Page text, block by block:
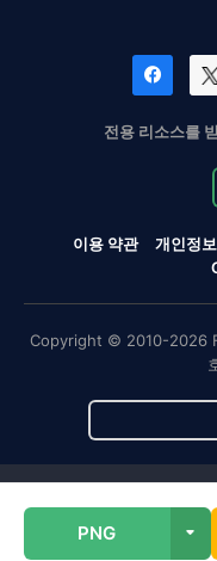
PNG
전용 리소스를
이용 약관 개인정
Copyright © 2010-2026